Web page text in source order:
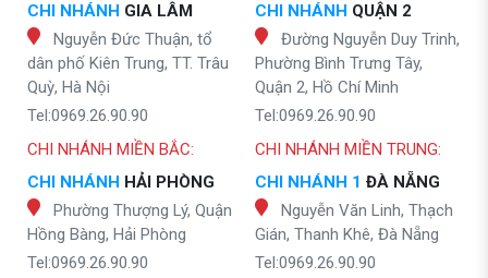
CHI NHÁNH GIA LÂM
Nguyễn Đức Thuận, tổ
dân phố Kiên Trung, TT. Trâu
Quỳ, Hà Nội
Tel:0969.26.90.90
CHI NHÁNH QUẬN 2
Đường Nguyễn Duy Trinh,
Phường Bình Trưng Tây,
Quận 2, Hồ Chí Minh
Tel:0969.26.90.90
CHI NHÁNH MIỀN BẮC:
CHI NHÁNH HẢI PHÒNG
Phường Thượng Lý, Quận
Hồng Bàng, Hải Phòng
Tel:0969.26.90.90
CHI NHÁNH MIỀN TRUNG:
CHI NHÁNH 1 ĐÀ NẴNG
Nguyễn Văn Linh, Thạch
Gián, Thanh Khê, Đà Nẵng
Tel:0969.26.90.90